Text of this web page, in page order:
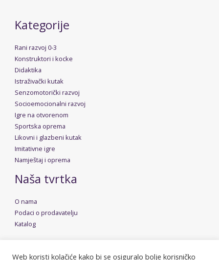
Kategorije
Rani razvoj 0-3
Konstruktori i kocke
Didaktika
Istraživački kutak
Senzomotorički razvoj
Socioemocionalni razvoj
Igre na otvorenom
Sportska oprema
Likovni i glazbeni kutak
Imitativne igre
Namještaj i oprema
Naša tvrtka
O nama
Podaci o prodavatelju
Katalog
Web koristi kolačiće kako bi se osiguralo bolje korisničko